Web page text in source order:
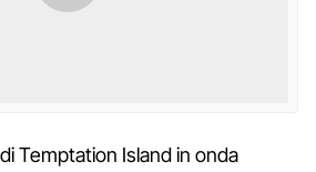
Temptation Island in onda